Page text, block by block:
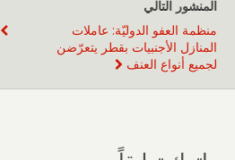
المنشور التالي
منظمة العفو الدوليّة: عاملات
المنازل الأجنبيات بقطر يتعرّضن
لجميع أنواع العنف